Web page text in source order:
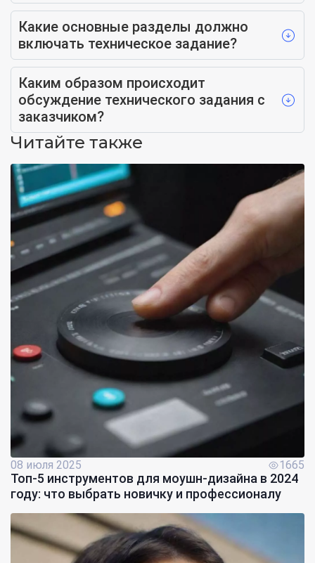
Какие основные разделы должно
включать техническое задание?
Каким образом происходит
обсуждение технического задания с
заказчиком?
Читайте также
08 июля 2025 1665
Топ-5 инструментов для моушн-дизайна в 2024
году: что выбрать новичку и профессионалу